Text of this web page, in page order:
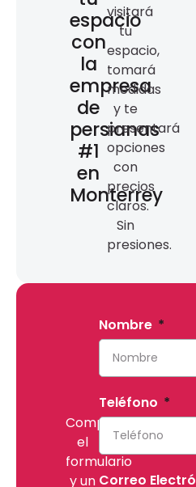
Completa
el
formulario
y un
Nombre
Teléfono
Correo
espacio
con
la
empresa
de
persianas
#1
en
Monterrey
visitará
tu
espacio,
tomará
medidas
y te
presentará
opciones
con
precios
claros.
Sin
presiones.